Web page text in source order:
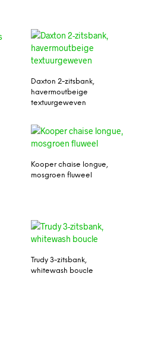
Daxton 2-zitsbank,
havermoutbeige
textuurgeweven
Kooper chaise longue,
mosgroen fluweel
Trudy 3-zitsbank,
whitewash boucle